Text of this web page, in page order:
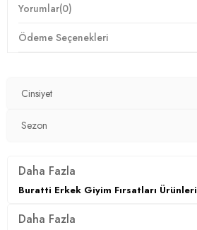
Yorumlar(0)
Ödeme Seçenekleri
Cinsiyet
Sezon
Daha Fazla
Buratti Erkek Giyim Fırsatları Ürünleri
Daha Fazla